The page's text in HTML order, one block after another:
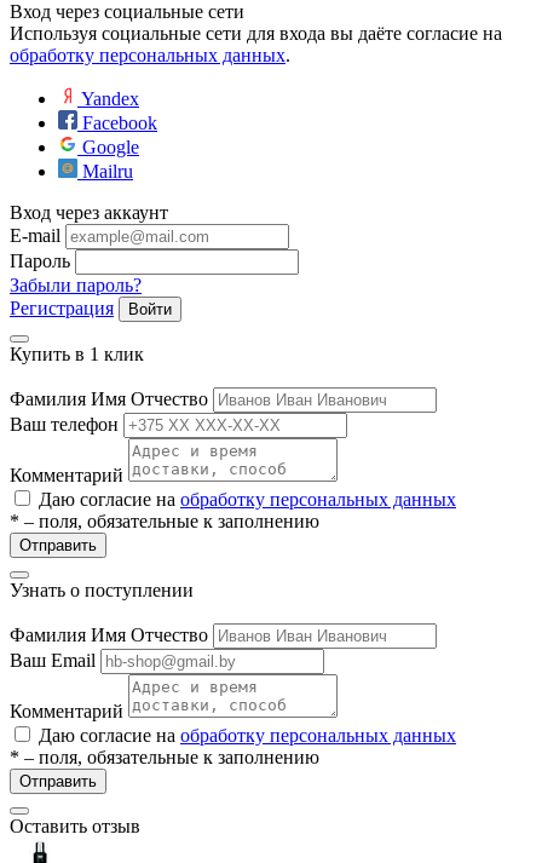
Вход через социальные сети
Используя социальные сети для входа вы даёте согласие на
обработку персональных данных.
Yandex
Facebook
Google
Mailru
Вход через аккаунт
E-mail
Пароль
Забыли пароль?
Регистрация
Войти
Купить в 1 клик
Фамилия Имя Отчество
Ваш телефон
Комментарий
Даю согласие на обработку персональных данных
* – поля, обязательные к заполнению
Отправить
Узнать о поступлении
Фамилия Имя Отчество
Ваш Email
Комментарий
Даю согласие на обработку персональных данных
* – поля, обязательные к заполнению
Отправить
Оставить отзыв